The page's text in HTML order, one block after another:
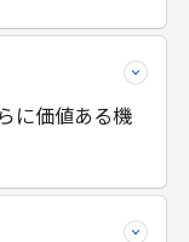
に価値ある機